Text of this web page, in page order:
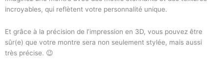
incroyables, qui reflètent votre personnalité unique.
Et grâce à la précision de l’impression en 3D, vous pouvez être
sûr(e) que votre montre sera non seulement stylée, mais aussi
très précise. 😉